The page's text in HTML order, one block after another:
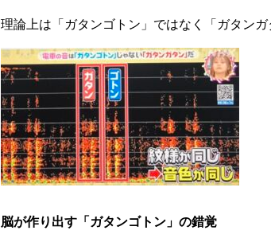
理論上は「ガタンゴトン」ではなく「ガタンガ
脳が作り出す「ガタンゴトン」の錯覚